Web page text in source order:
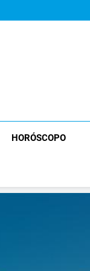
HORÓSCOPO